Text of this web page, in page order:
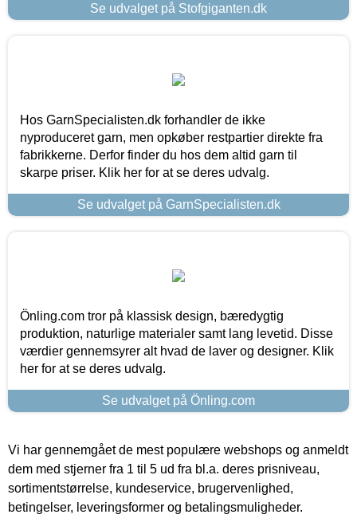
Se udvalget på Stofgiganten.dk
Hos GarnSpecialisten.dk forhandler de ikke
nyproduceret garn, men opkøber restpartier direkte fra
fabrikkerne. Derfor finder du hos dem altid garn til
skarpe priser. Klik her for at se deres udvalg.
Se udvalget på GarnSpecialisten.dk
Önling.com tror på klassisk design, bæredygtig
produktion, naturlige materialer samt lang levetid. Disse
værdier gennemsyrer alt hvad de laver og designer. Klik
her for at se deres udvalg.
Se udvalget på Önling.com
Vi har gennemgået de mest populære webshops og anmeldt
dem med stjerner fra 1 til 5 ud fra bl.a. deres prisniveau,
sortimentstørrelse, kundeservice, brugervenlighed,
betingelser, leveringsformer og betalingsmuligheder.